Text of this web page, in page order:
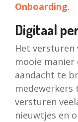
Onboarding.
Digitaal
Het versturen
mooie
aandacht te
medewerkers
versturen
nieuwtjes en